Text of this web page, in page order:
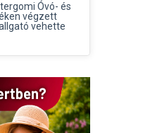
Óvó- és
végzett
vehette